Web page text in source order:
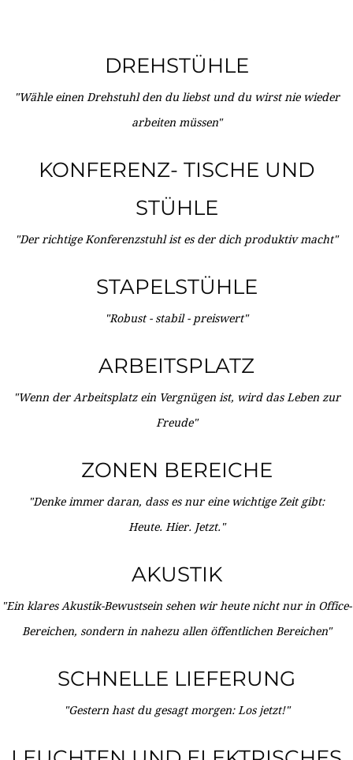
DREHSTÜHLE
"Wähle einen Drehstuhl den du liebst und du wirst nie wieder
arbeiten müssen"
KONFERENZ- TISCHE UND
STÜHLE
"Der richtige Konferenzstuhl ist es der dich produktiv macht"
STAPELSTÜHLE
"Robust - stabil - preiswert"
ARBEITSPLATZ
"Wenn der Arbeitsplatz ein Vergnügen ist, wird das Leben zur
Freude"
ZONEN BEREICHE
"Denke immer daran, dass es nur eine wichtige Zeit gibt:
Heute. Hier. Jetzt."
AKUSTIK
"Ein klares Akustik-Bewustsein sehen wir heute nicht nur in Office-
Bereichen, sondern in nahezu allen öffentlichen Bereichen"
SCHNELLE LIEFERUNG
"Gestern hast du gesagt morgen: Los jetzt!"